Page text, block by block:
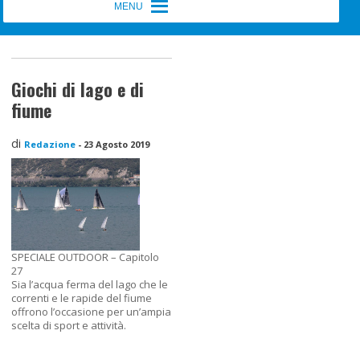
Giochi di lago e di
fiume
di Redazione - 23 Agosto 2019
SPECIALE OUTDOOR – Capitolo
27
Sia l’acqua ferma del lago che le
correnti e le rapide del fiume
offrono l’occasione per un’ampia
scelta di sport e attività.